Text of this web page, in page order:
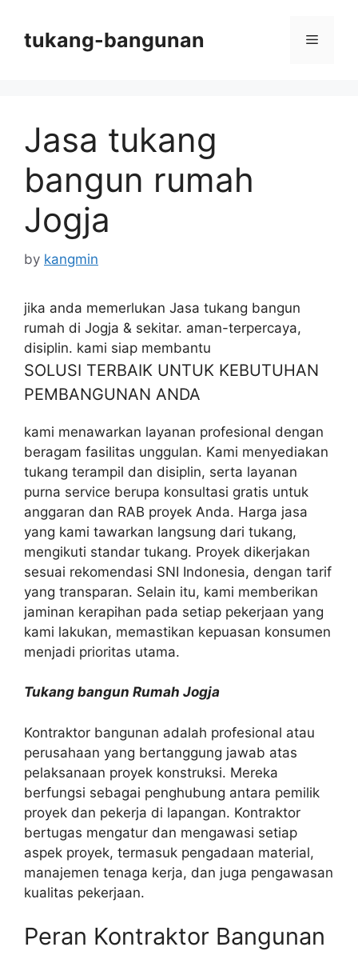
contenttukang-bangunan Menu
Jasa tukang
bangun rumah
Jogja
by kangmin
jika anda memerlukan Jasa tukang bangun
rumah di Jogja & sekitar. aman-terpercaya,
disiplin. kami siap membantu
SOLUSI TERBAIK UNTUK KEBUTUHAN
PEMBANGUNAN ANDA
kami menawarkan layanan profesional dengan
beragam fasilitas unggulan. Kami menyediakan
tukang terampil dan disiplin, serta layanan
purna service berupa konsultasi gratis untuk
anggaran dan RAB proyek Anda. Harga jasa
yang kami tawarkan langsung dari tukang,
mengikuti standar tukang. Proyek dikerjakan
sesuai rekomendasi SNI Indonesia, dengan tarif
yang transparan. Selain itu, kami memberikan
jaminan kerapihan pada setiap pekerjaan yang
kami lakukan, memastikan kepuasan konsumen
menjadi prioritas utama.
Tukang bangun Rumah Jogja
Kontraktor bangunan adalah profesional atau
perusahaan yang bertanggung jawab atas
pelaksanaan proyek konstruksi. Mereka
berfungsi sebagai penghubung antara pemilik
proyek dan pekerja di lapangan. Kontraktor
bertugas mengatur dan mengawasi setiap
aspek proyek, termasuk pengadaan material,
manajemen tenaga kerja, dan juga pengawasan
kualitas pekerjaan.
Peran Kontraktor Bangunan